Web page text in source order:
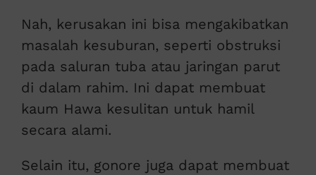
Nah, kerusakan ini bisa mengakibatkan
masalah kesuburan, seperti obstruksi
pada saluran tuba atau jaringan parut
di dalam rahim. Ini dapat membuat
kaum Hawa kesulitan untuk hamil
secara alami.
Selain itu, gonore juga dapat membuat